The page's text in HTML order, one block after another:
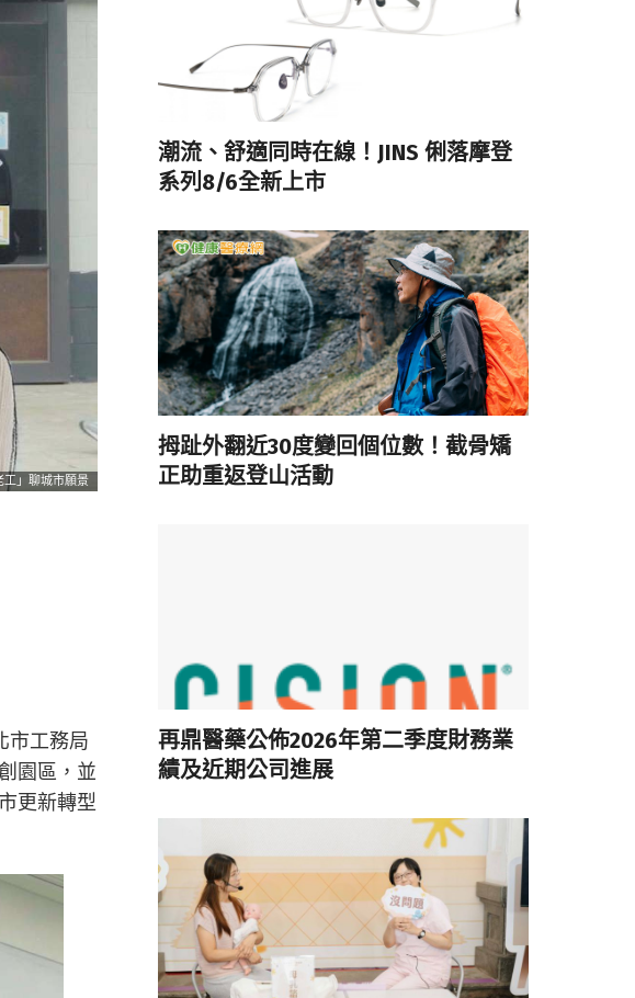
工」聊城市願景
市工務局
園區，並
更新轉型
潮流、舒適同時在線！JINS 俐落摩登
系列8/6全新上市
拇趾外翻近30度變回個位數！截骨矯
正助重返登山活動
再鼎醫藥公佈2026年第二季度財務業
績及近期公司進展